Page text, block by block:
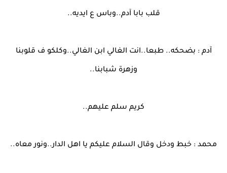
قلب بابا آدم..وباس ع ايديه..
آدم : بضحكه.. طبعا..انت الغالي ابن الغالي..وكلكو ف قلوبنا
وزهرة شبابنا..
كريم سلم عليهم..
محمد : خبط ودخل وقال السلام عليكم يا اهل الدار..ونور معاه..